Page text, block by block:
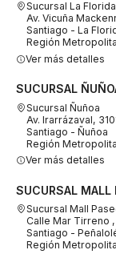
Sucursal La Florida
Av. Vicuña
Santiago - La
Región
Ver más detalles
SUCURSAL
Sucursal Ñuñoa
Av. Irarrázaval,
Santiago - Ñuñoa
Región
Ver más detalles
SUCURSAL MALL
Sucursal Mall
Calle Mar Tirreno
Santiago -
Región